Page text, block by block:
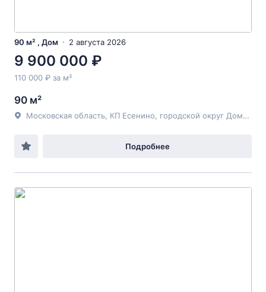
90 м² , Дом 2 августа 2026
9 900 000 ₽
110 000 ₽ за м²
90 м²
Московская область, КП Есенино, городской округ Домодедово, 221,
Подробнее